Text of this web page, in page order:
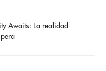
Awaits: La realidad